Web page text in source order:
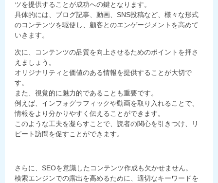
ツを提供することが成功への鍵となります。
具体的には、ブログ記事、動画、SNS投稿など、様々な形式
のコンテンツを駆使し、顧客とのエンゲージメントを高めて
いきます。
次に、コンテンツの品質を向上させるためのポイントを押さ
えましょう。
オリジナリティと価値のある情報を提供することが大切で
す。
また、視覚的に魅力的であることも重要です。
例えば、インフォグラフィックや動画を取り入れることで、
情報をより分かりやすく伝えることができます。
このような工夫を凝らすことで、読者の関心を引きつけ、リ
ピート訪問を促すことができます。
さらに、SEOを意識したコンテンツ作成も欠かせません。
検索エンジンでの露出を高めるために、適切なキーワードを